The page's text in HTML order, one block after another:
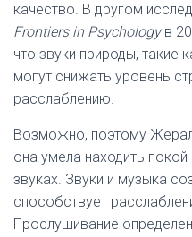
качество. В другом
Frontiers in Psychologyв
что звуки природы, такие
могут снижать уровень
расслаблению.
Возможно, поэтому
она умела находить
звуках. Звуки и музыка
способствует
Прослушивание